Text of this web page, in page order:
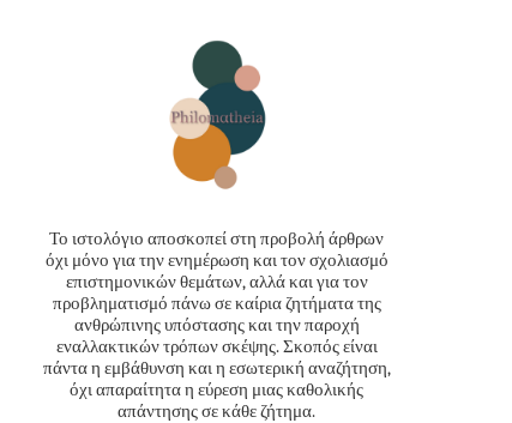
Το ιστολόγιο αποσκοπεί στη προβολή άρθρων
όχι μόνο για την ενημέρωση και τον σχολιασμό
επιστημονικών θεμάτων, αλλά και για τον
προβληματισμό πάνω σε καίρια ζητήματα της
ανθρώπινης υπόστασης και την παροχή
εναλλακτικών τρόπων σκέψης. Σκοπός είναι
πάντα η εμβάθυνση και η εσωτερική αναζήτηση,
όχι απαραίτητα η εύρεση μιας καθολικής
απάντησης σε κάθε ζήτημα.